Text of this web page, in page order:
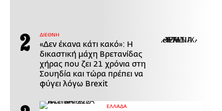
ΔΙΕΘΝΗ
«Δεν έκανα κάτι κακό»: Η
δικαστική μάχη Βρετανίδας
χήρας που ζει 21 χρόνια στη
Σουηδία και τώρα πρέπει να
φύγει λόγω Brexit
ΕΛΛΑΔΑ